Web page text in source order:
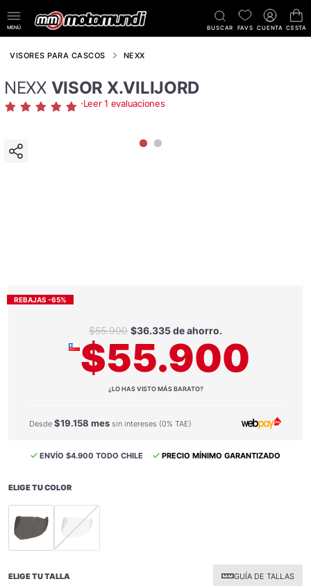
MENÚ BUSCAR FAVS CUENTA CESTA
VISORES PARA CASCOS NEXX
NEXX VISOR X.VILIJORD
·Leer 1 evaluaciones
REBAJAS -65%
$55.900 $36.335 de ahorro.
$55.900
¿LO HAS VISTO MÁS BARATO?
Desde $19.158 mes sin intereses (0% TAE)
ENVÍO $4.900 TODO CHILE PRECIO MÍNIMO GARANTIZADO
ELIGE TU COLOR
ELIGE TU TALLA GUÍA DE TALLAS